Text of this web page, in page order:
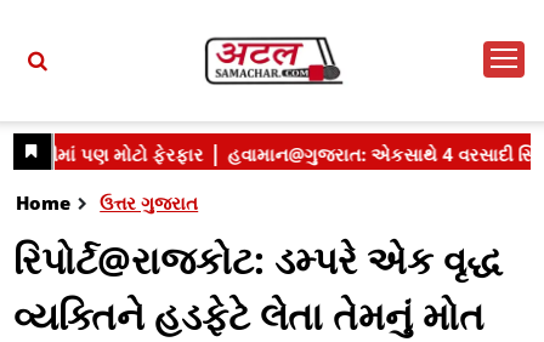
Home ઉત્તર ગુજરાત
રિપોર્ટ@રાજકોટ: ડમ્પરે એક વૃદ્ધ
વ્યક્તિને હડફેટે લેતા તેમનું મોત